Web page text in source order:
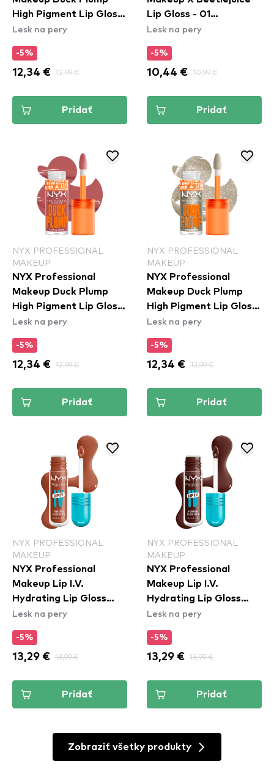
High Pigment Lip Gloss
- Wine Not (DPLL16)
Lesk na pery
-5%
12,34 € 12,99 €
Pridať
Lip Gloss - 01
Pomegranate Clout
Lesk na pery
-5%
10,44 € 10,99 €
Pridať
NYX PROFESSIONAL
MAKEUP
NYX Professional
Makeup Duck Plump
High Pigment Lip Gloss
- Nude Swings
Lesk na pery
-5%
12,34 € 12,99 €
Pridať
NYX PROFESSIONAL
MAKEUP
NYX Professional
Makeup Duck Plump
High Pigment Lip Gloss
- 20 Quazy Silver
Lesk na pery
-5%
12,34 € 12,99 €
Pridať
NYX PROFESSIONAL
MAKEUP
NYX Professional
Makeup Lip I.V.
Hydrating Lip Gloss
Stain - 01 Caramel Drip
Lesk na pery
-5%
13,29 € 13,99 €
Pridať
NYX PROFESSIONAL
MAKEUP
NYX Professional
Makeup Lip I.V.
Hydrating Lip Gloss
Stain - 05 Mocha Me
Lesk na pery
-5%
13,29 € 13,99 €
Pridať
Zobraziť všetky produkty